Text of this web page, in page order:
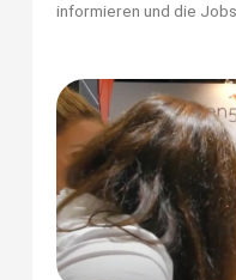
informieren und die